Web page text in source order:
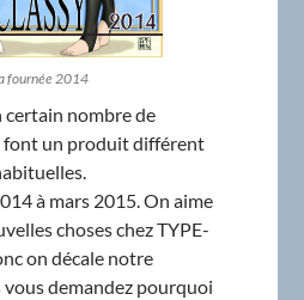
fournée 2014
certain nombre de
font un produit différent
à mars 2015. On aime
choses chez TYPE-
on décale notre
vous demandez pourquoi